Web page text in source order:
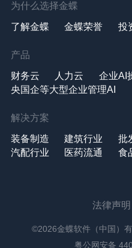
为什么选择金蝶
了解金蝶 金蝶荣誉 投
产品
财务云 人力云 企业AI
央国企等大型企业管理AI
解决方案
装备制造 建筑行业 批
汽配行业
医药流通 食
法律声明
©2026金蝶软件（中国）
粤公网安备